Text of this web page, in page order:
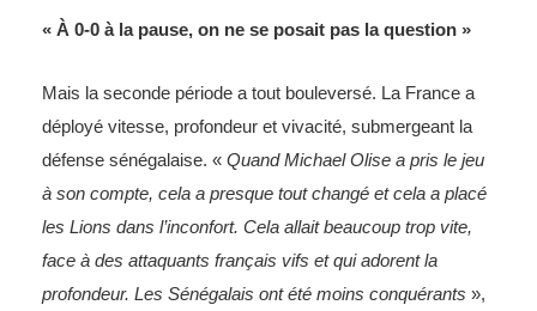
« À 0-0 à la pause, on ne se posait pas la question »
Mais la seconde période a tout bouleversé. La France a
déployé vitesse, profondeur et vivacité, submergeant la
défense sénégalaise. « Quand Michael Olise a pris le jeu
à son compte, cela a presque tout changé et cela a placé
les Lions dans l’inconfort. Cela allait beaucoup trop vite,
face à des attaquants français vifs et qui adorent la
profondeur. Les Sénégalais ont été moins conquérants »,